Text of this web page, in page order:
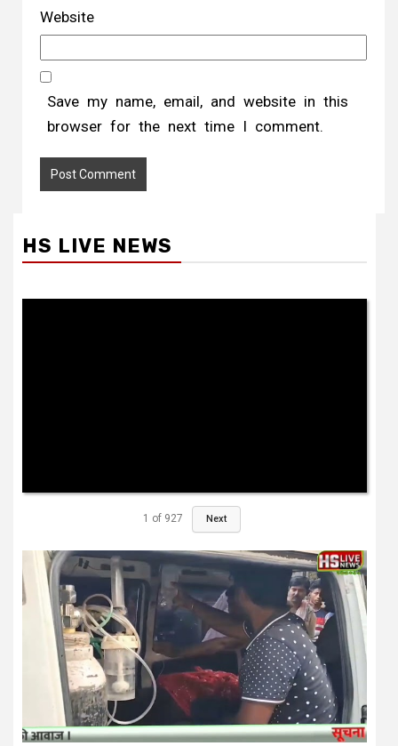
Website
Save my name, email, and website in this
browser for the next time I comment.
HS LIVE NEWS
1 of 927 Next